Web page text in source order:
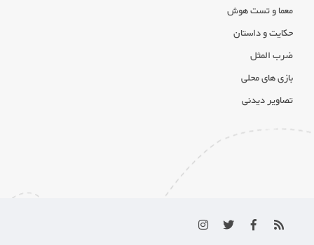
معما و تست هوش
حکایت و داستان
ضرب المثل
بازی های محلی
تصاویر دیدنی